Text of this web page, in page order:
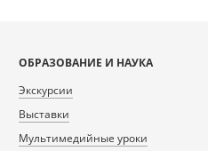
ОБРАЗОВАНИЕ И НАУКА
Экскурсии
Выставки
Мультимедийные уроки